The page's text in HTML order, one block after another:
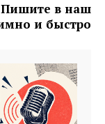
Пишите в наш
и быстро